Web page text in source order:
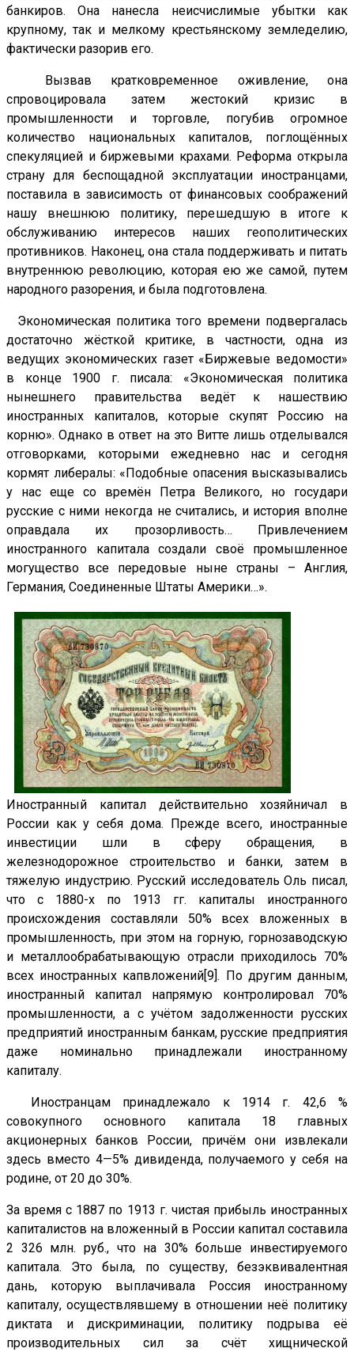
банкиров. Она нанесла неисчислимые убытки как
крупному, так и мелкому крестьянскому земледелию,
фактически разорив его.
Вызвав кратковременное оживление, она
спровоцировала затем жестокий кризис в
промышленности и торговле, погубив огромное
количество национальных капиталов, поглощённых
спекуляцией и биржевыми крахами. Реформа открыла
страну для беспощадной эксплуатации иностранцами,
поставила в зависимость от финансовых соображений
нашу внешнюю политику, перешедшую в итоге к
обслуживанию интересов наших геополитических
противников. Наконец, она стала поддерживать и питать
внутреннюю революцию, которая ею же самой, путем
народного разорения, и была подготовлена.
Экономическая политика того времени подвергалась
достаточно жёсткой критике, в частности, одна из
ведущих экономических газет «Биржевые ведомости»
в конце 1900 г. писала: «Экономическая политика
нынешнего правительства ведёт к нашествию
иностранных капиталов, которые скупят Россию на
корню». Однако в ответ на это Витте лишь отделывался
отговорками, которыми ежедневно нас и сегодня
кормят либералы: «Подобные опасения высказывались
у нас еще со времён Петра Великого, но государи
русские с ними некогда не считались, и история вполне
оправдала их прозорливость… Привлечением
иностранного капитала создали своё промышленное
могущество все передовые ныне страны – Англия,
Германия, Соединенные Штаты Америки…».
Иностранный капитал действительно хозяйничал в
России как у себя дома. Прежде всего, иностранные
инвестиции шли в сферу обращения, в
железнодорожное строительство и банки, затем в
тяжелую индустрию. Русский исследователь Оль писал,
что с 1880-х по 1913 гг. капиталы иностранного
происхождения составляли 50% всех вложенных в
промышленность, при этом на горную, горнозаводскую
и металлообрабатывающую отрасли приходилось 70%
всех иностранных капвложений[9]. По другим данным,
иностранный капитал напрямую контролировал 70%
промышленности, а с учётом задолженности русских
предприятий иностранным банкам, русские предприятия
даже номинально принадлежали иностранному
капиталу.
Иностранцам принадлежало к 1914 г. 42,6 %
совокупного основного капитала 18 главных
акционерных банков России, причём они извлекали
здесь вместо 4—5% дивиденда, получаемого у себя на
родине, от 20 до 30%.
За время с 1887 по 1913 г. чистая прибыль иностранных
капиталистов на вложенный в России капитал составила
2 326 млн. руб., что на 30% больше инвестируемого
капитала. Это была, по существу, безэквивалентная
дань, которую выплачивала Россия иностранному
капиталу, осуществлявшему в отношении неё политику
диктата и дискриминации, политику подрыва её
производительных сил за счёт хищнической